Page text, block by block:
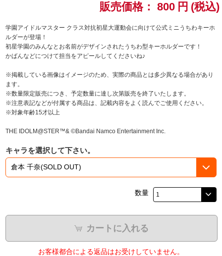
ラブライブ！シリーズ
ラブライブ！
ラブライブ！サンシャイン‼
ラブライブ！虹ヶ咲学園スクールアイドル同好会
モフモフパレード
販売価格： 800 円 (税込)
学園アイドルマスター クラス対抗初星大運動会に向けて公式ミニうちわキーホ
ルダーが登場！
初星学園のみんなとお名前がデザインされたうちわ型キーホルダーです！
かばんなどにつけて担当をアピールしてくださいね♪
※掲載している画像はイメージのため、実際の商品とは多少異なる場合があり
ます。
※数量限定販売につき、予定数量に達し次第販売を終了いたします。
※注意表記などが付属する商品は、記載内容をよく読んでご使用ください。
※対象年齢15才以上
THE IDOLM@STER™& ©Bandai Namco Entertainment Inc.
キャラを選択して下さい。
数量
カートに入れる
お客様都合による返品はお受けしていません。